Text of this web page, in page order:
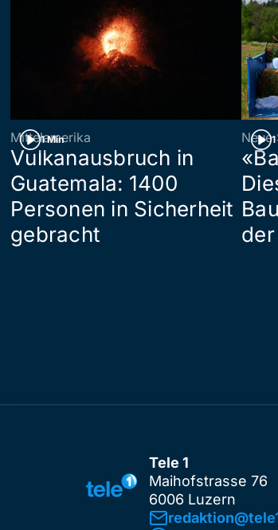
1 Min
Mittelamerika
Vulkanausbruch in
Guatemala: 1400
Personen in Sicherheit
gebracht
Neue
Tele 1
Maihofstrasse 76
6006 Luzern